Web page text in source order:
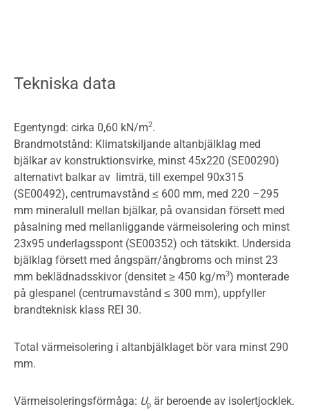
Tekniska data
Egentyngd: cirka 0,60 kN/m2.
Brandmotstånd: Klimatskiljande altanbjälklag med
bjälkar av konstruktionsvirke, minst 45x220 (SE00290)
alternativt balkar av limträ, till exempel 90x315
(SE00492), centrumavstånd ≤ 600 mm, med 220 –295
mm mineralull mellan bjälkar, på ovansidan försett med
påsalning med mellanliggande värmeisolering och minst
23x95 underlagsspont (SE00352) och tätskikt. Undersida
bjälklag försett med ångspärr/ångbroms och minst 23
mm beklädnadsskivor (densitet ≥ 450 kg/m3) monterade
på glespanel (centrumavstånd ≤ 300 mm), uppfyller
brandteknisk klass REI 30.
Total värmeisolering i altanbjälklaget bör vara minst 290
mm.
Värmeisoleringsförmåga: Up är beroende av isolertjocklek.